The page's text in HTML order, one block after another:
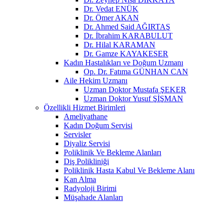
Dr. Vedat ENÜK
Dr. Ömer AKAN
Dr. Ahmed Said AĞIRTAŞ
Dr. İbrahim KARABULUT
Dr. Hilal KARAMAN
Dr. Gamze KAYAKESER
Kadın Hastalıkları ve Doğum Uzmanı
Op. Dr. Fatıma GÜNHAN CAN
Aile Hekim Uzmanı
Uzman Doktor Mustafa ŞEKER
Uzman Doktor Yusuf ŞİŞMAN
Özellikli Hizmet Birimleri
Ameliyathane
Kadın Doğum Servisi
Servisler
Diyaliz Servisi
Poliklinik Ve Bekleme Alanları
Diş Polikliniği
Poliklinik Hasta Kabul Ve Bekleme Alanı
Kan Alma
Radyoloji Birimi
Müşahade Alanları